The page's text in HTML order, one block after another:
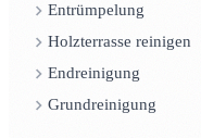
Entrümpelung
Holzterrasse reinigen
Endreinigung
Grundreinigung